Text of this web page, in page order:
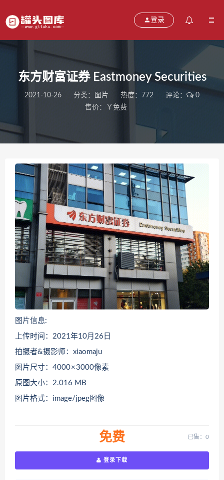
登录
东方财富证券 Eastmoney Securities
2021-10-26 分类： 图片 热度：772 评论：
0
售价：￥免费
图片信息:
上传时间：2021年10月26日
拍摄者&摄影师：xiaomaju
图片尺寸：4000 × 3000像素
原图大小：2.016 MB
图片格式：image/jpeg图像
免费 已售：0
登录下载